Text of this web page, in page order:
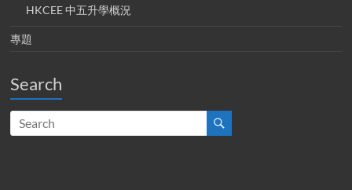
HKCEE 中五升學概況
專題
Search